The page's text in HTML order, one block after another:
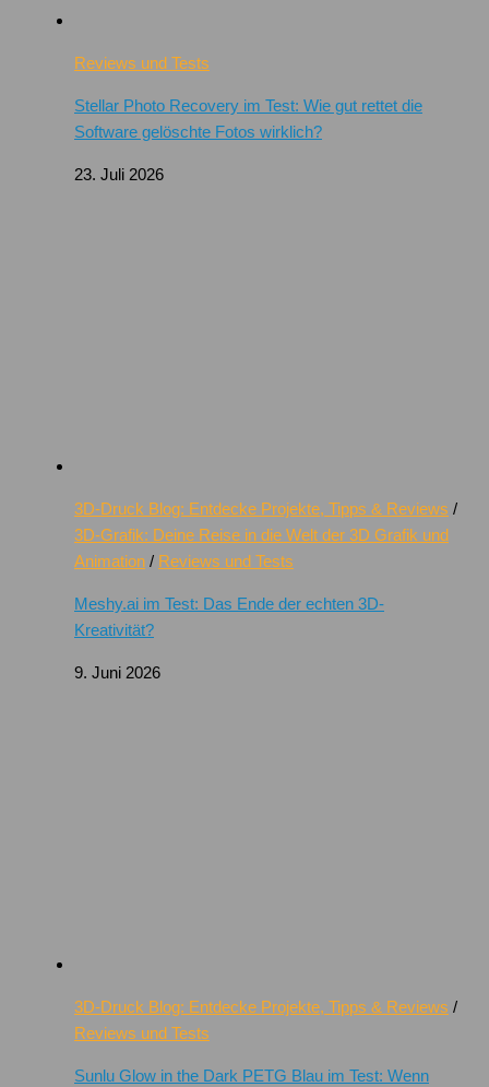
Reviews und Tests
Stellar Photo Recovery im Test: Wie gut rettet die
Software gelöschte Fotos wirklich?
23. Juli 2026
3D-Druck Blog: Entdecke Projekte, Tipps & Reviews /
3D-Grafik: Deine Reise in die Welt der 3D Grafik und
Animation / Reviews und Tests
Meshy.ai im Test: Das Ende der echten 3D-
Kreativität?
9. Juni 2026
3D-Druck Blog: Entdecke Projekte, Tipps & Reviews /
Reviews und Tests
Sunlu Glow in the Dark PETG Blau im Test: Wenn